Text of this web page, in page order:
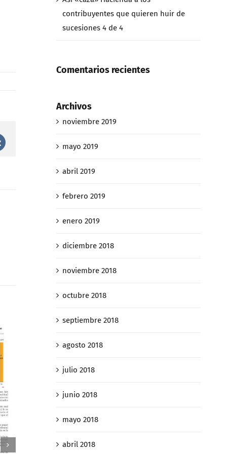
contribuyentes que quieren huir de
sucesiones 4 de 4
Comentarios recientes
Archivos
noviembre 2019
mayo 2019
abril 2019
febrero 2019
enero 2019
diciembre 2018
noviembre 2018
octubre 2018
septiembre 2018
agosto 2018
julio 2018
junio 2018
mayo 2018
abril 2018